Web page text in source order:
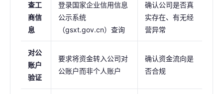
查工
商信
息
登录国家企业信用信息
公示系统
（gsxt.gov.cn）查询
确认公司是否真
实存在、有无经
营异常
对公
账户
验证
要求将资金转入公司对
公账户而非个人账户
确认资金流向是
否合规